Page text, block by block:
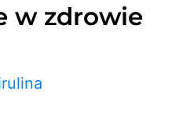
w zdrowie